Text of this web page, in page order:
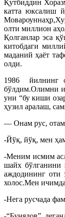
Қутбиддин
катта юксалиш
олти миллион
Қолганлар эса
китобдаги
маданий ҳаёт
олди.
1986 йилнинг
бўлдим.Олимни
уни “бу киши
ҳузил аралаш,
— Онам рус, отам
-Йўқ, йўқ, мен
-Меним исмим
шайх бўлганини
аждодининг оти
холос.Мен
-Нега русчада